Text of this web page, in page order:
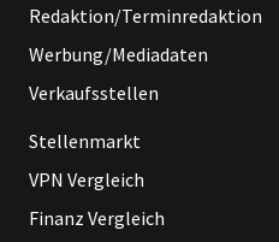
Redaktion/Terminredaktion
Werbung/Mediadaten
Verkaufsstellen
Stellenmarkt
VPN Vergleich
Finanz Vergleich